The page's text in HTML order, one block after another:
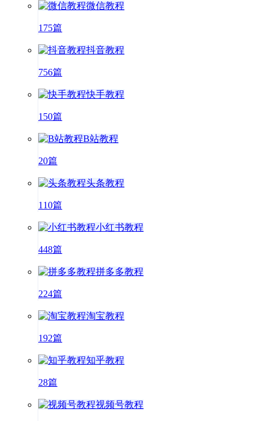
微信教程
175篇
抖音教程
756篇
快手教程
150篇
B站教程
20篇
头条教程
110篇
小红书教程
448篇
拼多多教程
224篇
淘宝教程
192篇
知乎教程
28篇
视频号教程